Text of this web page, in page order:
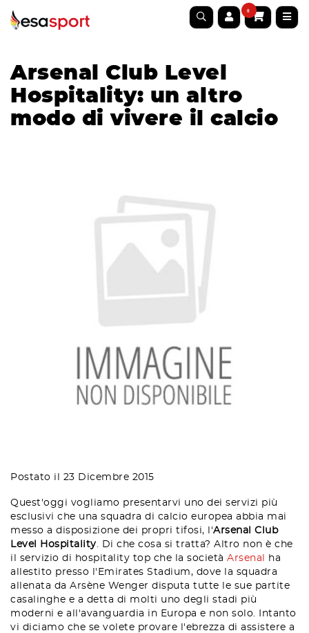
0
Arsenal Club Level
Hospitality: un altro
modo di vivere il calcio
Postato il 23 Dicembre 2015
Quest'oggi vogliamo presentarvi uno dei servizi più
esclusivi che una squadra di calcio europea abbia mai
messo a disposizione dei propri tifosi, l'Arsenal Club
Level Hospitality . Di che cosa si tratta? Altro non è che
il servizio di hospitality top che la società Arsenal
ha
allestito presso l'Emirates Stadium, dove la squadra
allenata da Arsène Wenger disputa tutte le sue partite
casalinghe e a detta di molti uno degli stadi più
moderni e all'avanguardia in Europa e non solo. Intanto
vi diciamo che se volete provare l'ebrezza di assistere a